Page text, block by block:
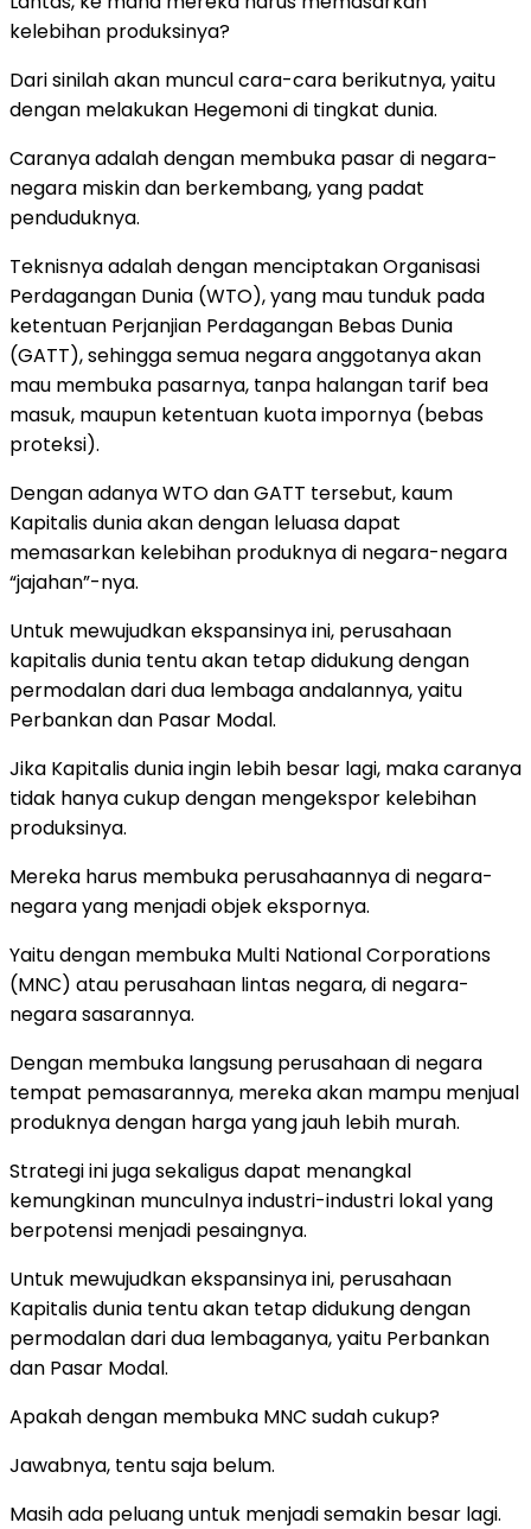
kelebihan produksinya?
Dari sinilah akan muncul cara-cara berikutnya, yaitu
dengan melakukan Hegemoni di tingkat dunia.
Caranya adalah dengan membuka pasar di negara-
negara miskin dan berkembang, yang padat
penduduknya.
Teknisnya adalah dengan menciptakan Organisasi
Perdagangan Dunia (WTO), yang mau tunduk pada
ketentuan Perjanjian Perdagangan Bebas Dunia
(GATT), sehingga semua negara anggotanya akan
mau membuka pasarnya, tanpa halangan tarif bea
masuk, maupun ketentuan kuota impornya (bebas
proteksi).
Dengan adanya WTO dan GATT tersebut, kaum
Kapitalis dunia akan dengan leluasa dapat
memasarkan kelebihan produknya di negara-negara
“jajahan”-nya.
Untuk mewujudkan ekspansinya ini, perusahaan
kapitalis dunia tentu akan tetap didukung dengan
permodalan dari dua lembaga andalannya, yaitu
Perbankan dan Pasar Modal.
Jika Kapitalis dunia ingin lebih besar lagi, maka caranya
tidak hanya cukup dengan mengekspor kelebihan
produksinya.
Mereka harus membuka perusahaannya di negara-
negara yang menjadi objek ekspornya.
Yaitu dengan membuka Multi National Corporations
(MNC) atau perusahaan lintas negara, di negara-
negara sasarannya.
Dengan membuka langsung perusahaan di negara
tempat pemasarannya, mereka akan mampu menjual
produknya dengan harga yang jauh lebih murah.
Strategi ini juga sekaligus dapat menangkal
kemungkinan munculnya industri-industri lokal yang
berpotensi menjadi pesaingnya.
Untuk mewujudkan ekspansinya ini, perusahaan
Kapitalis dunia tentu akan tetap didukung dengan
permodalan dari dua lembaganya, yaitu Perbankan
dan Pasar Modal.
Apakah dengan membuka MNC sudah cukup?
Jawabnya, tentu saja belum.
Masih ada peluang untuk menjadi semakin besar lagi.